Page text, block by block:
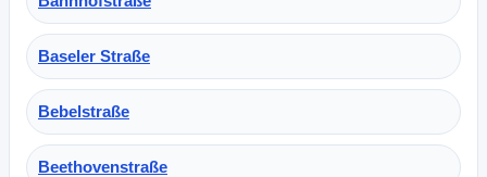
Baseler Straße
Bebelstraße
Beethovenstraße